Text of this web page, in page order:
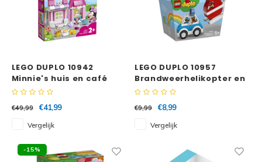
LEGO DUPLO 10942
Minnie's huis en café
€49,99
€41,99
Vergelijk
LEGO DUPLO 10957
Brandweerhelikopter en
politiewagen
€9,99
€8,99
Vergelijk
-15%